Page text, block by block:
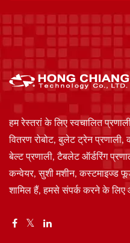
हम रेस्तरां के लिए स्वचालित
वितरण रोबोट, बुलेट ट्रेन प्रणाली,
बेल्ट प्रणाली, टैबलेट ऑर्डरिंग
कन्वेयर, सुशी मशीन, कस्टमाइज्ड
शामिल हैं, हमसे संपर्क करने के लिए